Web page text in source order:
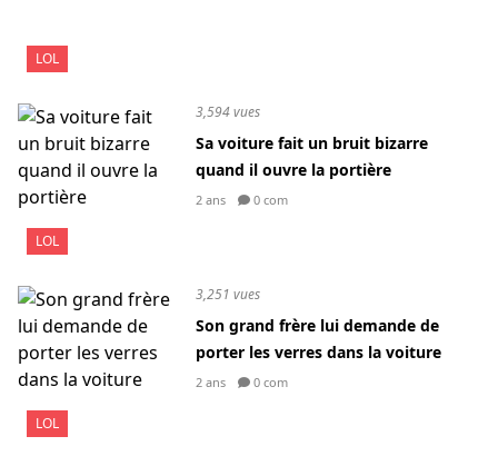
LOL
LOL
3,594 vues
Sa voiture fait un bruit bizarre
quand il ouvre la portière
2 ans 0 com
LOL
3,251 vues
Son grand frère lui demande de
porter les verres dans la voiture
2 ans 0 com